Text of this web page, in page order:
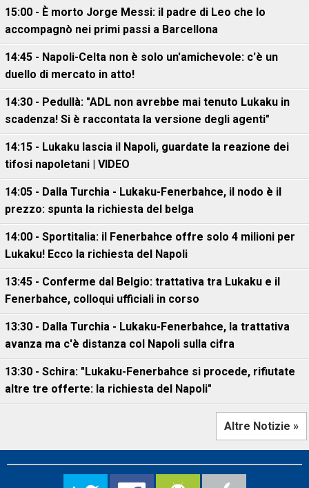
15:00 - È morto Jorge Messi: il padre di Leo che lo
accompagnò nei primi passi a Barcellona
14:45 - Napoli-Celta non è solo un'amichevole: c'è un
duello di mercato in atto!
14:30 - Pedullà: "ADL non avrebbe mai tenuto Lukaku in
scadenza! Si è raccontata la versione degli agenti"
14:15 - Lukaku lascia il Napoli, guardate la reazione dei
tifosi napoletani | VIDEO
14:05 - Dalla Turchia - Lukaku-Fenerbahce, il nodo è il
prezzo: spunta la richiesta del belga
14:00 - Sportitalia: il Fenerbahce offre solo 4 milioni per
Lukaku! Ecco la richiesta del Napoli
13:45 - Conferme dal Belgio: trattativa tra Lukaku e il
Fenerbahce, colloqui ufficiali in corso
13:30 - Dalla Turchia - Lukaku-Fenerbahce, la trattativa
avanza ma c'è distanza col Napoli sulla cifra
13:30 - Schira: "Lukaku-Fenerbahce si procede, rifiutate
altre tre offerte: la richiesta del Napoli"
Altre Notizie »